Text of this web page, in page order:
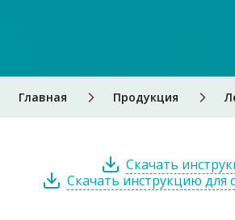
Главная Продукция
Скачать
Скачать инструкцию для